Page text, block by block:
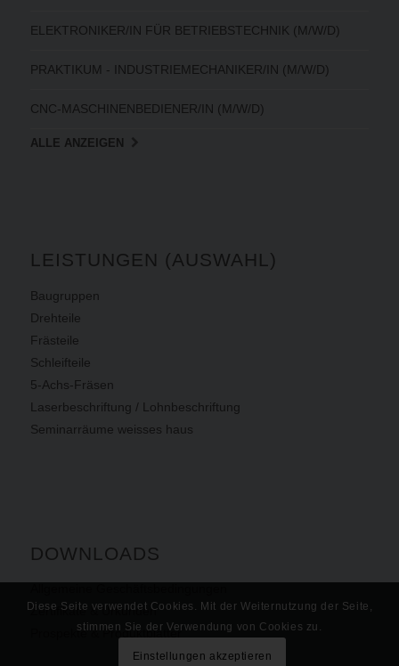
ELEKTRONIKER/IN FÜR BETRIEBSTECHNIK (M/W/D)
PRAKTIKUM - INDUSTRIEMECHANIKER/IN (M/W/D)
CNC-MASCHINENBEDIENER/IN (M/W/D)
ALLE ANZEIGEN
LEISTUNGEN (AUSWAHL)
Baugruppen
Drehteile
Frästeile
Schleifteile
5-Achs-Fräsen
Laserbeschriftung / Lohnbeschriftung
Seminarräume weisses haus
DOWNLOADS
Zertifikate & Urkunden
Prospekte & Produktblätter
Diese Seite verwendet Cookies. Mit der Weiternutzung der Seite,
stimmen Sie der Verwendung von Cookies zu.
Einstellungen akzeptieren